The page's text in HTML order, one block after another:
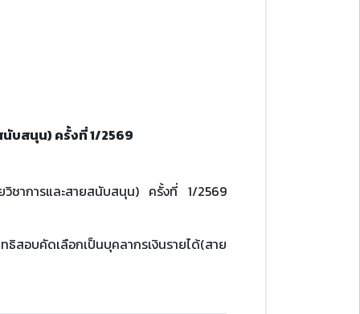
นับสนุน) ครั้งที่ 1/2569
วิชาการและสายสนับสนุน) ครั้งที่ 1/2569
อบคัดเลือกเป็นบุคลากรเงินรายได้(สาย